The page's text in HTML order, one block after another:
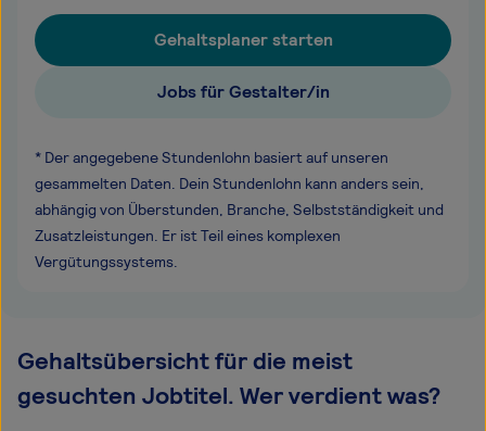
Gehaltsplaner starten
Jobs für Gestalter/in
* Der angegebene Stundenlohn basiert auf unseren
gesammelten Daten. Dein Stundenlohn kann anders sein,
abhängig von Überstunden, Branche, Selbstständigkeit und
Zusatzleistungen. Er ist Teil eines komplexen
Vergütungssystems.
Gehaltsübersicht für die meist
gesuchten Jobtitel. Wer verdient was?